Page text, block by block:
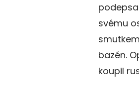
svému
bazén.
koupil